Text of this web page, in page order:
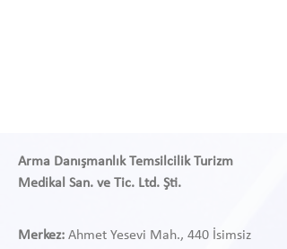
Arma Danışmanlık Temsilcilik Turizm
Medikal San. ve Tic. Ltd. Şti.
Merkez: Ahmet Yesevi Mah., 440 İsimsiz